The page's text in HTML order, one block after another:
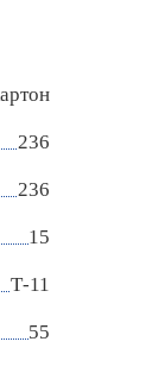
236
236
15
Т-11
55